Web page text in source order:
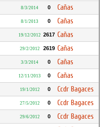
8/3/2014 0 Cañas
8/1/2013 0 Cañas
19/12/2012 2617 Cañas
29/2/2012 2619 Cañas
3/3/2014 0 Cañas
12/11/2013 0 Cañas
19/1/2012 0 Ccdr Bagaces
27/5/2012 0 Ccdr Bagaces
29/6/2012 0 Ccdr Bagaces